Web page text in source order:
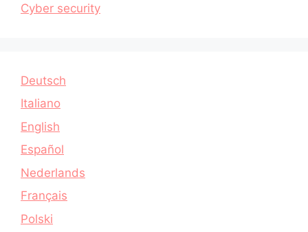
Cyber security
Deutsch
Italiano
English
Español
Nederlands
Français
Polski